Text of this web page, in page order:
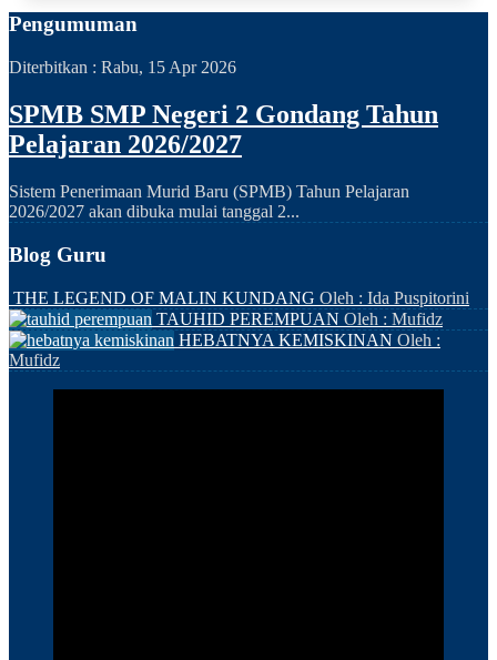
Pengumuman
Diterbitkan : Rabu, 15 Apr 2026
SPMB SMP Negeri 2 Gondang Tahun
Pelajaran 2026/2027
Sistem Penerimaan Murid Baru (SPMB) Tahun Pelajaran
2026/2027 akan dibuka mulai tanggal 2...
Blog Guru
THE LEGEND OF MALIN KUNDANG Oleh : Ida Puspitorini
TAUHID PEREMPUAN Oleh : Mufidz
HEBATNYA KEMISKINAN Oleh :
Mufidz